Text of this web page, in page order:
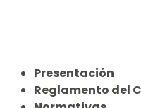
Presentación
Reglamento del